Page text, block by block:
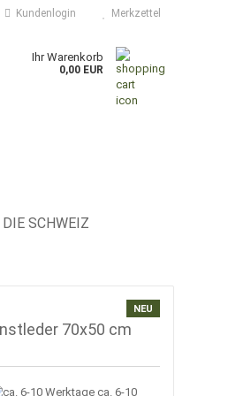
Kundenlogin Merkzettel
Ihr Warenkorb
0,00 EUR
SCHWEIZ
NEU
70x50 cm
ca. 6-10